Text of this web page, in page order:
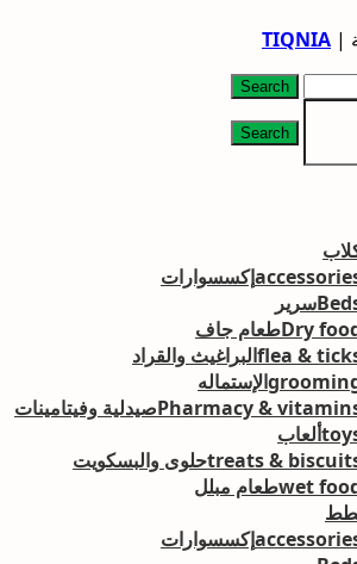
|
TIQNIA
Search
Search
إكسسوارات
سرير
طعام جاف
البراغيث والقراد
الإستماله
صيدلية وفيتامينات
ألعاب
حلوى والبسكويت
طعام مبلل
إكسسوارات